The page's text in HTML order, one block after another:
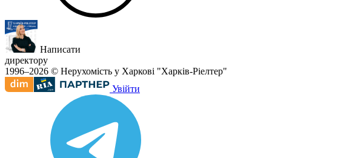
Написати
директору
1996–2026 © Нерухомість у Харкові "Харків-Ріелтер"
Увійти